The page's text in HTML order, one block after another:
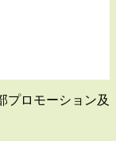
プロモーション及